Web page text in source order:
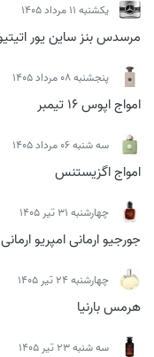
يكشنبه 11 مرداد 1405
مرسدس بنز ساین یور
پنجشنبه 08 مرداد 1405
امواج اپوس 16 تیمبر
سه شنبه 06 مرداد 1405
امواج اگزیستنس
چهارشنبه 31 تیر 1405
جورجیو ارمانی امپریو
چهارشنبه 24 تیر 1405
هرمس بارنیا
سه شنبه 23 تیر 1405